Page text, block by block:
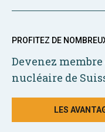
PROFITEZ DE
Devenez
nucléaire de
LES